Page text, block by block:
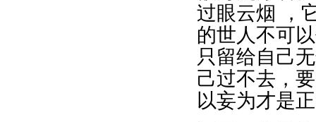
过眼云烟 ，
的世人不可
只留给自己
己过不去，
以妄为才是